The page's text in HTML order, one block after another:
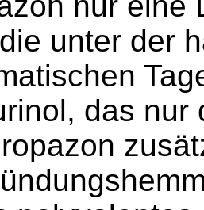
unter der
das nur